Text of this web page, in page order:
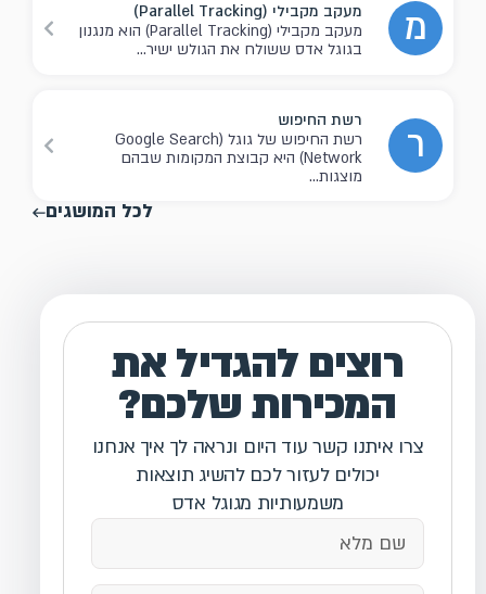
מ
מעקב מקבילי (Parallel Tracking)
מעקב מקבילי (Parallel Tracking) הוא מנגנון
בגוגל אדס ששולח את הגולש ישיר...
ר
רשת החיפוש
רשת החיפוש של גוגל (Google Search
Network) היא קבוצת המקומות שבהם
מוצגות...
לכל המושגים
רוצים להגדיל את
המכירות שלכם?
צרו איתנו קשר עוד היום ונראה לך איך אנחנו
יכולים לעזור לכם להשיג תוצאות
משמעותיות מגוגל אדס